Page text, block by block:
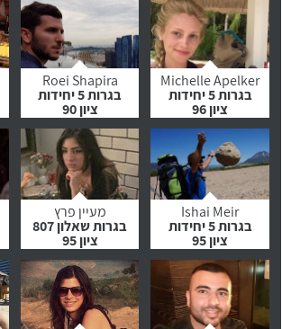
Michelle Apelker
בגרות 5 יחידות
ציון 96
לחץ לצפייה
בהמלצה
Roei Shapira
בגרות 5 יחידות
ציון 90
לחץ לצפייה
בהמלצה
Ishai Meir
בגרות 5 יחידות
ציון 95
לחץ לצפייה
בהמלצה
מעיין פרץ
בגרות שאלון 807
ציון 95
לחץ לצפייה
בהמלצה